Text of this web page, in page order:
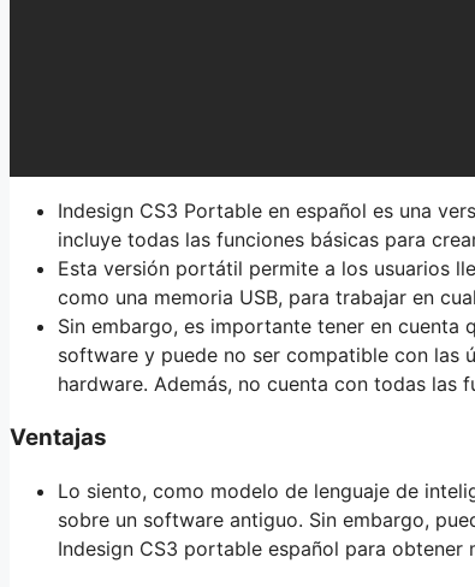
Indesign CS3 Portable en español es una
incluye todas las funciones básicas para
Esta versión portátil permite a los usuarios
como una memoria USB, para trabajar en
Sin embargo, es importante tener en cuenta
software y puede no ser compatible con las
hardware. Además, no cuenta con todas las
Ventajas
Lo siento, como modelo de lenguaje de
sobre un software antiguo. Sin embargo,
Indesign CS3 portable español para obtener